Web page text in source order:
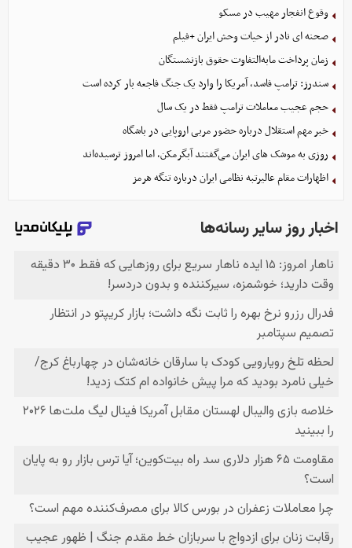
وقوع انفجار مهیب در مسکو
صحنه ای نادر از حیات وحش ایران +فیلم
زمان پرداخت مابه‌التفاوت حقوق بازنشستگان
سندرز: ترامپ فاسد، آمریکا را وارد یک جنگ فاجعه بار کرده است
حجم عجیب معاملات ترامپ فقط در یک سال
خبر مهم استقلال درباره حضور مربی اروپایی در باشگاه
روزی به موشک‌ های ایران می‌گفتند آبگرمکن، اما امروز ترسیده‌اند
اظهارات مقام عالیرتبه نظامی ایران درباره تنگه هرمز